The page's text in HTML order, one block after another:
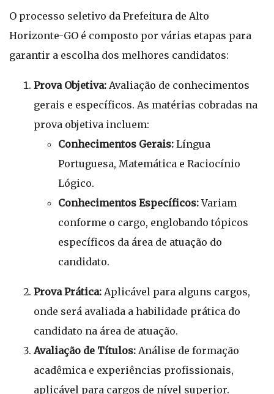
O processo seletivo da Prefeitura de Alto
Horizonte-GO é composto por várias etapas para
garantir a escolha dos melhores candidatos:
Prova Objetiva: Avaliação de conhecimentos
gerais e específicos. As matérias cobradas na
prova objetiva incluem:
Conhecimentos Gerais: Língua
Portuguesa, Matemática e Raciocínio
Lógico.
Conhecimentos Específicos:Variam
conforme o cargo, englobando tópicos
específicos da área de atuação do
candidato.
Prova Prática: Aplicável para alguns cargos,
onde será avaliada a habilidade prática do
candidato na área de atuação.
Avaliação de Títulos: Análise de formação
acadêmica e experiências profissionais,
aplicável para cargos de nível superior.